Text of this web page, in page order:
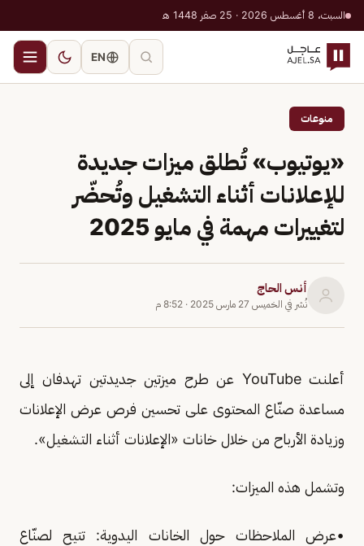
السبت، 8 أغسطس 2026 · 25 صفر 1448 هـ
EN
منوعات
«يوتيوب» تُطلق ميزات جديدة
للإعلانات أثناء التشغيل وتُحضّر
لتغييرات مهمة في مايو 2025
أنس الحاج
نُشر في الخميس 27 مارس 2025 · 8:52 م
أعلنت YouTube عن طرح ميزتين جديدتين تهدفان إلى
مساعدة صنّاع المحتوى على تحسين فرص عرض الإعلانات
وزيادة الأرباح من خلال خانات «الإعلانات أثناء التشغيل».
وتشمل هذه الميزات:
•عرض الملاحظات حول الخانات اليدوية: تتيح لصنّاع